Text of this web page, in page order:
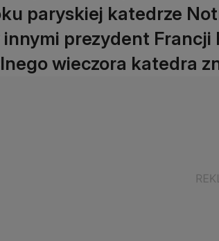
paryskiej katedrze
innymi prezydent Francji
wieczora katedra